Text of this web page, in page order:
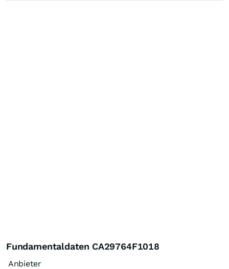
Fundamentaldaten CA29764F1018
Anbieter